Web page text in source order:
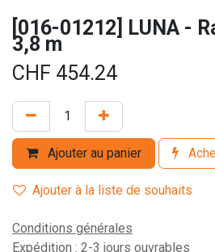
[016-01212] LUNA -
3,8 m
CHF 454.24
Ajouter au panier
Ajouter à la liste de souhaits
Conditions générales
Expédition : 2-3 jours ouvrables